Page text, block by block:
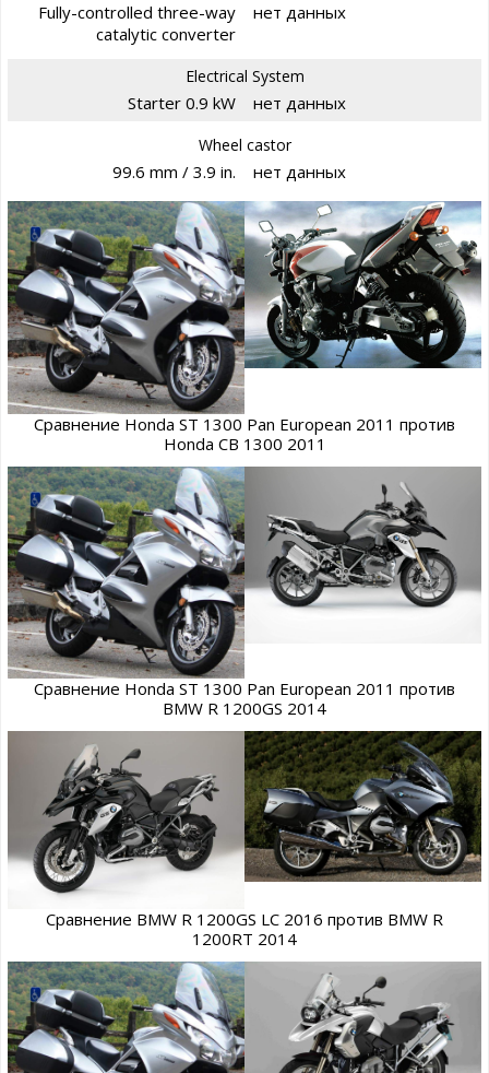
Fully-controlled three-way
catalytic converter
нет данных
Electrical System
Starter 0.9 kW нет данных
Wheel castor
99.6 mm / 3.9 in. нет данных
Сравнение Honda ST 1300 Pan European 2011 против
Honda CB 1300 2011
Сравнение Honda ST 1300 Pan European 2011 против
BMW R 1200GS 2014
Сравнение BMW R 1200GS LC 2016 против BMW R
1200RT 2014